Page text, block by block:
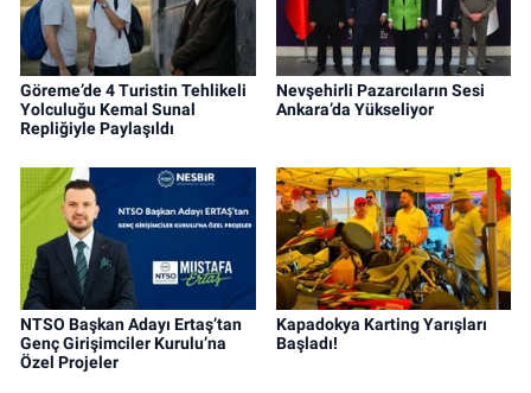
Göreme’de 4 Turistin Tehlikeli
Yolculuğu Kemal Sunal
Repliğiyle Paylaşıldı
Nevşehirli Pazarcıların Sesi
Ankara’da Yükseliyor
NTSO Başkan Adayı Ertaş’tan
Genç Girişimciler Kurulu’na
Özel Projeler
Kapadokya Karting Yarışları
Başladı!